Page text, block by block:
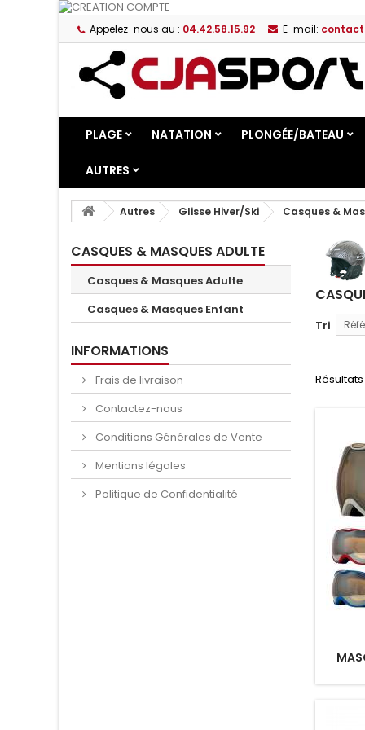
Appelez-nous au : 04.42.58.15.92 E-mail:
PLAGE NATATION PLONGÉE/BATEAU
AUTRES
Autres Glisse Hiver/Ski Casques &
CASQUES & MASQUES ADULTE
Casques & Masques Adulte
Casques & Masques Enfant
INFORMATIONS
Frais de livraison
Contactez-nous
Conditions Générales de Vente
Mentions légales
Politique de Confidentialité
Tri